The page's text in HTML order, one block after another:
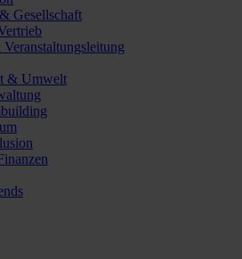
Gesellschaft
& Umwelt